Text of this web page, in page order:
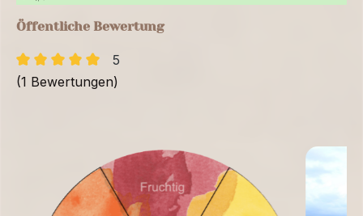
Öffentliche Bewertung
5
(1 Bewertungen)